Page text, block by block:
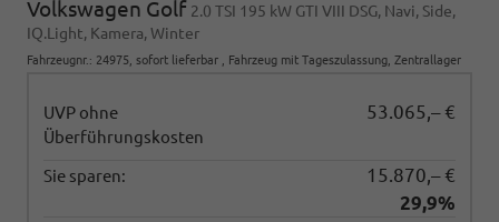
Volkswagen Golf 2.0 TSI 195 kW GTI VIII DSG, Navi, Side,
IQ.Light, Kamera, Winter
Fahrzeugnr. : 24975 sofort lieferbar Fahrzeug mit Tageszulassung , Zentrallager
UVP ohne
Überführungskosten
53.065,– €
Sie sparen:
15.870,– €
29,9%